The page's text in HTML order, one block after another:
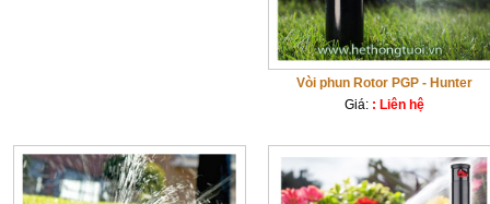
Vòi phun Rotor PGP - Hunter
Giá: : Liên hệ